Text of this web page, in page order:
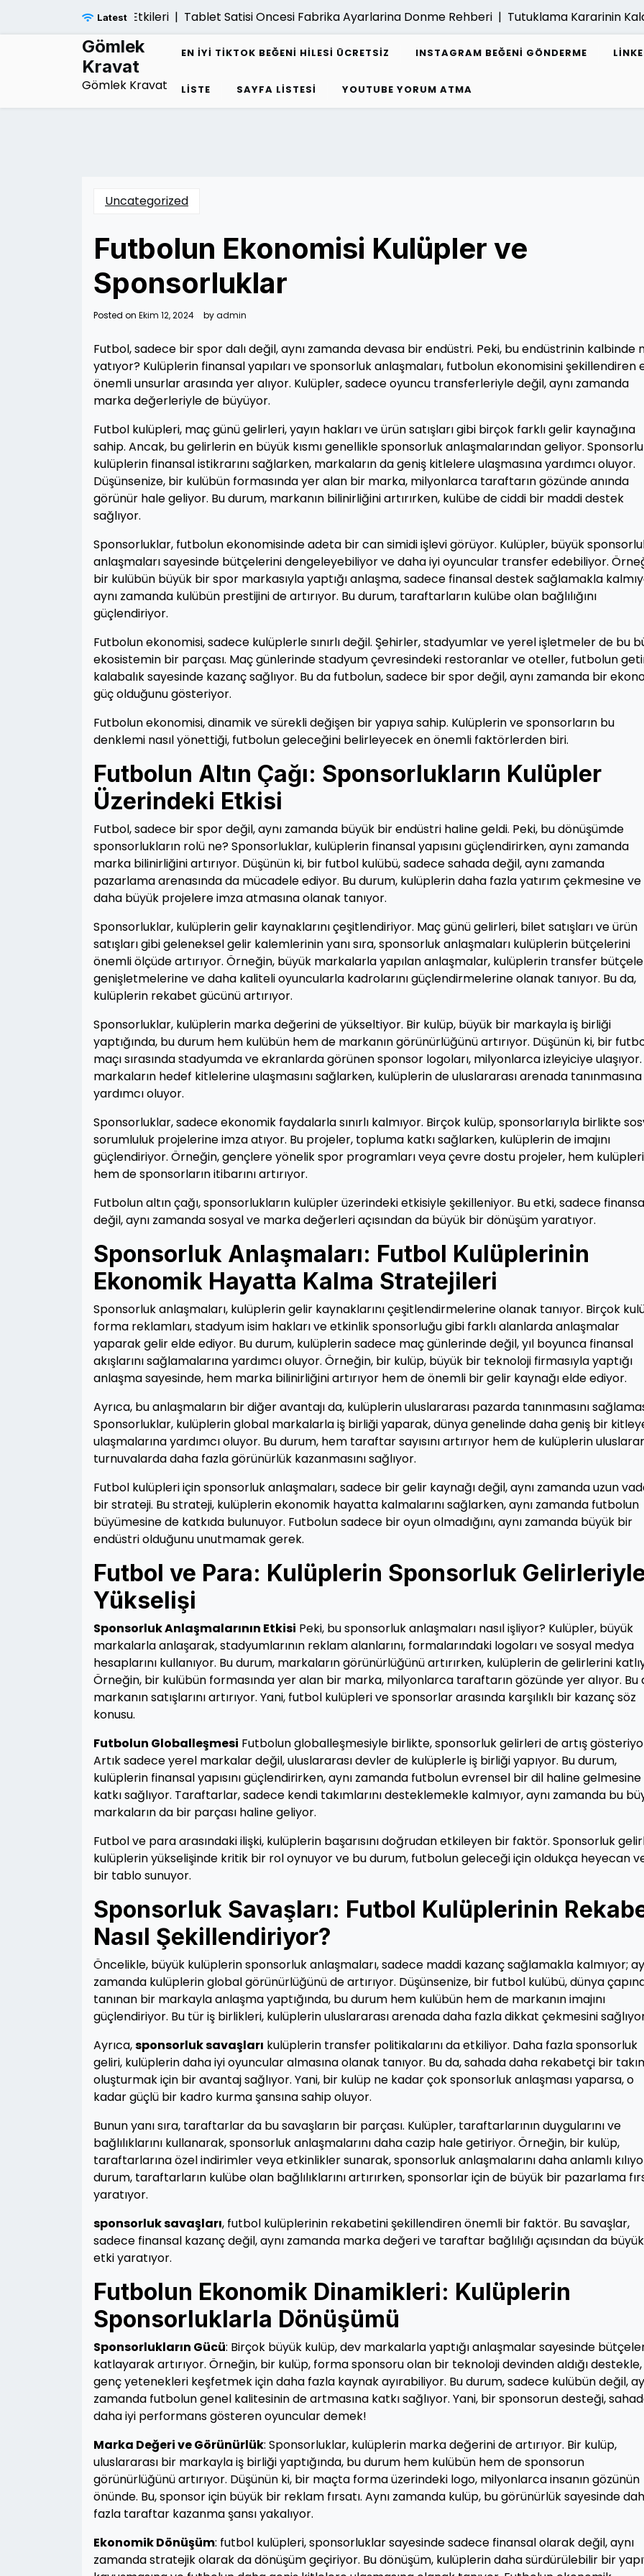
Latest
Cokuse Yol Acan Etkileri |Tablet Satisi Oncesi Fabrika Ayarlarina Donme Rehberi |Tutuklama Kararinin
Gömlek
Kravat
Gömlek Kravat
EN İYI TIKTOK BEĞENI HILESI ÜCRETSIZ INSTAGRAM BEĞENI GÖNDERME
LISTE SAYFA LISTESI YOUTUBE YORUM ATMA
Uncategorized
Futbolun Ekonomisi Kulüpler ve
Sponsorluklar
Posted on Ekim 12, 2024 byadmin
Futbol, sadece bir spor dalı değil, aynı zamanda devasa bir endüstri. Peki, bu endüstrinin kalbinde
yatıyor? Kulüplerin finansal yapıları ve sponsorluk anlaşmaları, futbolun ekonomisini şekillendiren
önemli unsurlar arasında yer alıyor. Kulüpler, sadece oyuncu transferleriyle değil, aynı zamanda
marka değerleriyle de büyüyor.
Futbol kulüpleri, maç günü gelirleri, yayın hakları ve ürün satışları gibi birçok farklı gelir kaynağına
sahip. Ancak, bu gelirlerin en büyük kısmı genellikle sponsorluk anlaşmalarından geliyor.
kulüplerin finansal istikrarını sağlarken, markaların da geniş kitlelere ulaşmasına yardımcı oluyor.
Düşünsenize, bir kulübün formasında yer alan bir marka, milyonlarca taraftarın gözünde anında
görünür hale geliyor. Bu durum, markanın bilinirliğini artırırken, kulübe de ciddi bir maddi destek
sağlıyor.
Sponsorluklar, futbolun ekonomisinde adeta bir can simidi işlevi görüyor. Kulüpler, büyük
anlaşmaları sayesinde bütçelerini dengeleyebiliyor ve daha iyi oyuncular transfer edebiliyor.
bir kulübün büyük bir spor markasıyla yaptığı anlaşma, sadece finansal destek sağlamakla
aynı zamanda kulübün prestijini de artırıyor. Bu durum, taraftarların kulübe olan bağlılığını
güçlendiriyor.
Futbolun ekonomisi, sadece kulüplerle sınırlı değil. Şehirler, stadyumlar ve yerel işletmeler de bu
ekosistemin bir parçası. Maç günlerinde stadyum çevresindeki restoranlar ve oteller, futbolun
kalabalık sayesinde kazanç sağlıyor. Bu da futbolun, sadece bir spor değil, aynı zamanda bir
güç olduğunu gösteriyor.
Futbolun ekonomisi, dinamik ve sürekli değişen bir yapıya sahip. Kulüplerin ve sponsorların bu
denklemi nasıl yönettiği, futbolun geleceğini belirleyecek en önemli faktörlerden biri.
Futbolun Altın Çağı: Sponsorlukların Kulüpler
Üzerindeki Etkisi
Futbol, sadece bir spor değil, aynı zamanda büyük bir endüstri haline geldi. Peki, bu dönüşümde
sponsorlukların rolü ne? Sponsorluklar, kulüplerin finansal yapısını güçlendirirken, aynı zamanda
marka bilinirliğini artırıyor. Düşünün ki, bir futbol kulübü, sadece sahada değil, aynı zamanda
pazarlama arenasında da mücadele ediyor. Bu durum, kulüplerin daha fazla yatırım çekmesine ve
daha büyük projelere imza atmasına olanak tanıyor.
Sponsorluklar, kulüplerin gelir kaynaklarını çeşitlendiriyor. Maç günü gelirleri, bilet satışları ve ürün
satışları gibi geleneksel gelir kalemlerinin yanı sıra, sponsorluk anlaşmaları kulüplerin bütçelerini
önemli ölçüde artırıyor. Örneğin, büyük markalarla yapılan anlaşmalar, kulüplerin transfer
genişletmelerine ve daha kaliteli oyuncularla kadrolarını güçlendirmelerine olanak tanıyor. Bu da,
kulüplerin rekabet gücünü artırıyor.
Sponsorluklar, kulüplerin marka değerini de yükseltiyor. Bir kulüp, büyük bir markayla iş birliği
yaptığında, bu durum hem kulübün hem de markanın görünürlüğünü artırıyor. Düşünün ki, bir
maçı sırasında stadyumda ve ekranlarda görünen sponsor logoları, milyonlarca izleyiciye ulaşıyor.
markaların hedef kitlelerine ulaşmasını sağlarken, kulüplerin de uluslararası arenada tanınmasına
yardımcı oluyor.
Sponsorluklar, sadece ekonomik faydalarla sınırlı kalmıyor. Birçok kulüp, sponsorlarıyla birlikte
sorumluluk projelerine imza atıyor. Bu projeler, topluma katkı sağlarken, kulüplerin de imajını
güçlendiriyor. Örneğin, gençlere yönelik spor programları veya çevre dostu projeler, hem
hem de sponsorların itibarını artırıyor.
Futbolun altın çağı, sponsorlukların kulüpler üzerindeki etkisiyle şekilleniyor. Bu etki, sadece
değil, aynı zamanda sosyal ve marka değerleri açısından da büyük bir dönüşüm yaratıyor.
Sponsorluk Anlaşmaları: Futbol Kulüplerinin
Ekonomik Hayatta Kalma Stratejileri
Sponsorluk anlaşmaları, kulüplerin gelir kaynaklarını çeşitlendirmelerine olanak tanıyor. Birçok
forma reklamları, stadyum isim hakları ve etkinlik sponsorluğu gibi farklı alanlarda anlaşmalar
yaparak gelir elde ediyor. Bu durum, kulüplerin sadece maç günlerinde değil, yıl boyunca finansal
akışlarını sağlamalarına yardımcı oluyor. Örneğin, bir kulüp, büyük bir teknoloji firmasıyla yaptığı
anlaşma sayesinde, hem marka bilinirliğini artırıyor hem de önemli bir gelir kaynağı elde ediyor.
Ayrıca, bu anlaşmaların bir diğer avantajı da, kulüplerin uluslararası pazarda tanınmasını
Sponsorluklar, kulüplerin global markalarla iş birliği yaparak, dünya genelinde daha geniş bir
ulaşmalarına yardımcı oluyor. Bu durum, hem taraftar sayısını artırıyor hem de kulüplerin
turnuvalarda daha fazla görünürlük kazanmasını sağlıyor.
Futbol kulüpleri için sponsorluk anlaşmaları, sadece bir gelir kaynağı değil, aynı zamanda uzun
bir strateji. Bu strateji, kulüplerin ekonomik hayatta kalmalarını sağlarken, aynı zamanda futbolun
büyümesine de katkıda bulunuyor. Futbolun sadece bir oyun olmadığını, aynı zamanda büyük bir
endüstri olduğunu unutmamak gerek.
Futbol ve Para: Kulüplerin Sponsorluk
Yükselişi
Sponsorluk Anlaşmalarının Etkisi Peki, bu sponsorluk anlaşmaları nasıl işliyor? Kulüpler, büyük
markalarla anlaşarak, stadyumlarının reklam alanlarını, formalarındaki logoları ve sosyal medya
hesaplarını kullanıyor. Bu durum, markaların görünürlüğünü artırırken, kulüplerin de gelirlerini
Örneğin, bir kulübün formasında yer alan bir marka, milyonlarca taraftarın gözünde yer alıyor. Bu
markanın satışlarını artırıyor. Yani, futbol kulüpleri ve sponsorlar arasında karşılıklı bir kazanç söz
konusu.
Futbolun Globalleşmesi Futbolun globalleşmesiyle birlikte, sponsorluk gelirleri de artış
Artık sadece yerel markalar değil, uluslararası devler de kulüplerle iş birliği yapıyor. Bu durum,
kulüplerin finansal yapısını güçlendirirken, aynı zamanda futbolun evrensel bir dil haline gelmesine
katkı sağlıyor. Taraftarlar, sadece kendi takımlarını desteklemekle kalmıyor, aynı zamanda bu
markaların da bir parçası haline geliyor.
Futbol ve para arasındaki ilişki, kulüplerin başarısını doğrudan etkileyen bir faktör. Sponsorluk
kulüplerin yükselişinde kritik bir rol oynuyor ve bu durum, futbolun geleceği için oldukça heyecan
bir tablo sunuyor.
Sponsorluk Savaşları: Futbol Kulüplerinin
Nasıl Şekillendiriyor?
Öncelikle, büyük kulüplerin sponsorluk anlaşmaları, sadece maddi kazanç sağlamakla kalmıyor;
zamanda kulüplerin global görünürlüğünü de artırıyor. Düşünsenize, bir futbol kulübü, dünya
tanınan bir markayla anlaşma yaptığında, bu durum hem kulübün hem de markanın imajını
güçlendiriyor. Bu tür iş birlikleri, kulüplerin uluslararası arenada daha fazla dikkat çekmesini
Ayrıca,sponsorluk savaşları kulüplerin transfer politikalarını da etkiliyor. Daha fazla sponsorluk
geliri, kulüplerin daha iyi oyuncular almasına olanak tanıyor. Bu da, sahada daha rekabetçi bir
oluşturmak için bir avantaj sağlıyor. Yani, bir kulüp ne kadar çok sponsorluk anlaşması yaparsa, o
kadar güçlü bir kadro kurma şansına sahip oluyor.
Bunun yanı sıra, taraftarlar da bu savaşların bir parçası. Kulüpler, taraftarlarının duygularını ve
bağlılıklarını kullanarak, sponsorluk anlaşmalarını daha cazip hale getiriyor. Örneğin, bir kulüp,
taraftarlarına özel indirimler veya etkinlikler sunarak, sponsorluk anlaşmalarını daha anlamlı
durum, taraftarların kulübe olan bağlılıklarını artırırken, sponsorlar için de büyük bir pazarlama
yaratıyor.
sponsorluk savaşları, futbol kulüplerinin rekabetini şekillendiren önemli bir faktör. Bu savaşlar,
sadece finansal kazanç değil, aynı zamanda marka değeri ve taraftar bağlılığı açısından da
etki yaratıyor.
Futbolun Ekonomik Dinamikleri: Kulüplerin
Sponsorluklarla Dönüşümü
Sponsorlukların Gücü: Birçok büyük kulüp, dev markalarla yaptığı anlaşmalar sayesinde
katlayarak artırıyor. Örneğin, bir kulüp, forma sponsoru olan bir teknoloji devinden aldığı destekle,
genç yetenekleri keşfetmek için daha fazla kaynak ayırabiliyor. Bu durum, sadece kulübün değil,
zamanda futbolun genel kalitesinin de artmasına katkı sağlıyor. Yani, bir sponsorun desteği,
daha iyi performans gösteren oyuncular demek!
Marka Değeri ve Görünürlük: Sponsorluklar, kulüplerin marka değerini de artırıyor. Bir kulüp,
uluslararası bir markayla iş birliği yaptığında, bu durum hem kulübün hem de sponsorun
görünürlüğünü artırıyor. Düşünün ki, bir maçta forma üzerindeki logo, milyonlarca insanın gözünün
önünde. Bu, sponsor için büyük bir reklam fırsatı. Aynı zamanda kulüp, bu görünürlük sayesinde
fazla taraftar kazanma şansı yakalıyor.
Ekonomik Dönüşüm: futbol kulüpleri, sponsorluklar sayesinde sadece finansal olarak değil, aynı
zamanda stratejik olarak da dönüşüm geçiriyor. Bu dönüşüm, kulüplerin daha sürdürülebilir bir